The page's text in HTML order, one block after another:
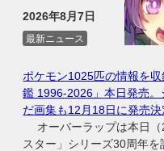
2026年8月7日
最新ニュース
ポケモン1025匹の情報を
鑑 1996-2026」本日発売
だ画集も12月18日に発売決
オーバーラップは本日（
スター」シリーズ30周年